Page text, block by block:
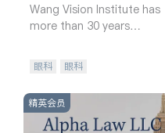
Wang Vision Institute has
more than 30 years
眼科 眼科
精英会员